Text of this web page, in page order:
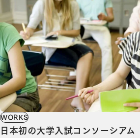
WORKS
日本初の大学入試コンソーシア